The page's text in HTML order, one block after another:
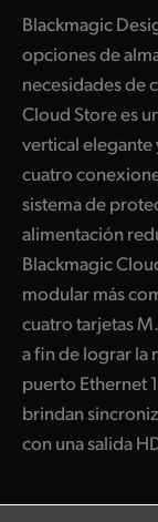
Blackmagic
opciones de
necesidades de
Cloud Store es
vertical elegante
cuatro
sistema de
alimentación
Blackmagic
modular más
cuatro tarjetas
a fin de lograr la
puerto Ethernet
brindan
con una salida